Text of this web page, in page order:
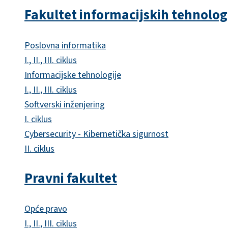
Fakultet informacijskih
Poslovna informatika
I., II., III. ciklus
Informacijske tehnologije
I., II., III. ciklus
Softverski inženjering
I. ciklus
Cybersecurity - Kibernetička sigurnost
II. ciklus
Pravni fakultet
Opće pravo
I., II., III. ciklus